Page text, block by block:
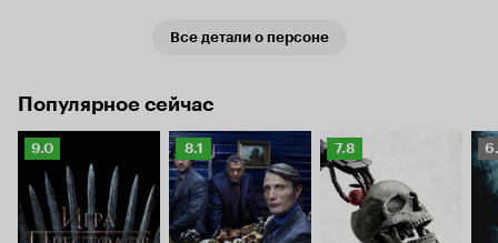
Все детали о персоне
Популярное сейчас
Рейтинг
Кинопоиска
9.0
9.0
Рейтинг
Кинопоиска
8.1
8.1
Рейтинг
Кинопоиска
7.8
7.8